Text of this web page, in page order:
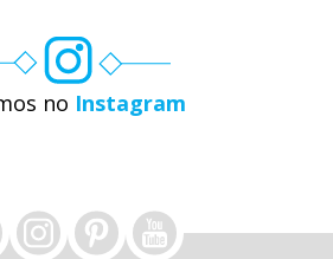
no Instagram